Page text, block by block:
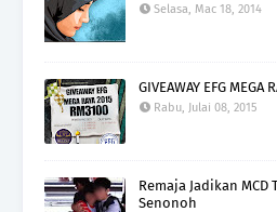
Selasa, Mac 18, 2014
GIVEAWAY EFG MEGA
Rabu, Julai 08, 2015
Remaja Jadikan MCD
Senonoh